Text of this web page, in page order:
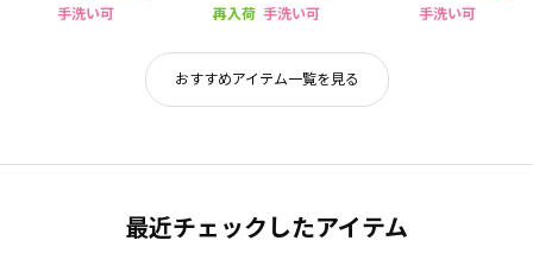
手洗い可 再入荷 手洗い可 手洗い可
おすすめアイテム一覧を見る
最近チェックしたアイテム